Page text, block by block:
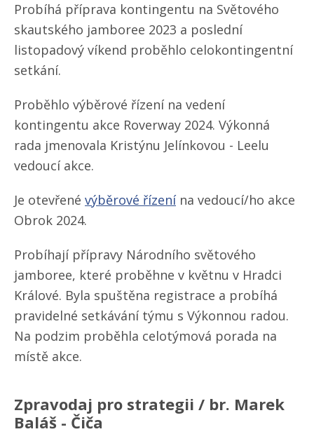
Probíhá příprava kontingentu na Světového
skautského jamboree 2023 a poslední
listopadový víkend proběhlo celokontingentní
setkání.
Proběhlo výběrové řízení na vedení
kontingentu akce Roverway 2024. Výkonná
rada jmenovala Kristýnu Jelínkovou - Leelu
vedoucí akce.
Je otevřené výběrové řízenína vedoucí/ho akce
Obrok 2024.
Probíhají přípravy Národního světového
jamboree, které proběhne v květnu v Hradci
Králové. Byla spuštěna registrace a probíhá
pravidelné setkávání týmu s Výkonnou radou.
Na podzim proběhla celotýmová porada na
místě akce.
Zpravodaj pro strategii / br. Marek
Baláš - Čiča